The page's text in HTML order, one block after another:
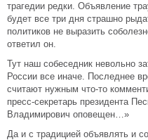
трагедии редки. Объявление
будет все три дня страшно
политиков не выразить
ответил он.
Тут наш собеседник невольно
России все иначе. Последнее
считают нужным что-то
пресс-секретарь президента
Владимирович оповещен…»
Да и с традицией объявлять и